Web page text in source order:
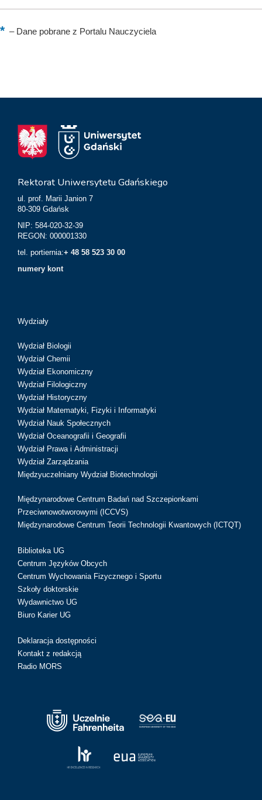
–Dane pobrane z Portalu Nauczyciela
Rektorat Uniwersytetu Gdańskiego
ul. prof. Marii Janion 7
80-309 Gdańsk
NIP: 584-020-32-39
REGON: 000001330
tel. portiernia:+ 48 58 523 30 00
numery kont
Wydziały
Wydział Biologii
Wydział Chemii
Wydział Ekonomiczny
Wydział Filologiczny
Wydział Historyczny
Wydział Matematyki, Fizyki i Informatyki
Wydział Nauk Społecznych
Wydział Oceanografii i Geografii
Wydział Prawa i Administracji
Wydział Zarządzania
Międzyuczelniany Wydział Biotechnologii
Międzynarodowe Centrum Badań nad Szczepionkami
Przeciwnowotworowymi (ICCVS)
Międzynarodowe Centrum Teorii Technologii Kwantowych (ICTQT)
Biblioteka UG
Centrum Języków Obcych
Centrum Wychowania Fizycznego i Sportu
Szkoły doktorskie
Wydawnictwo UG
Biuro Karier UG
Deklaracja dostępności
Kontakt z redakcją
Radio MORS